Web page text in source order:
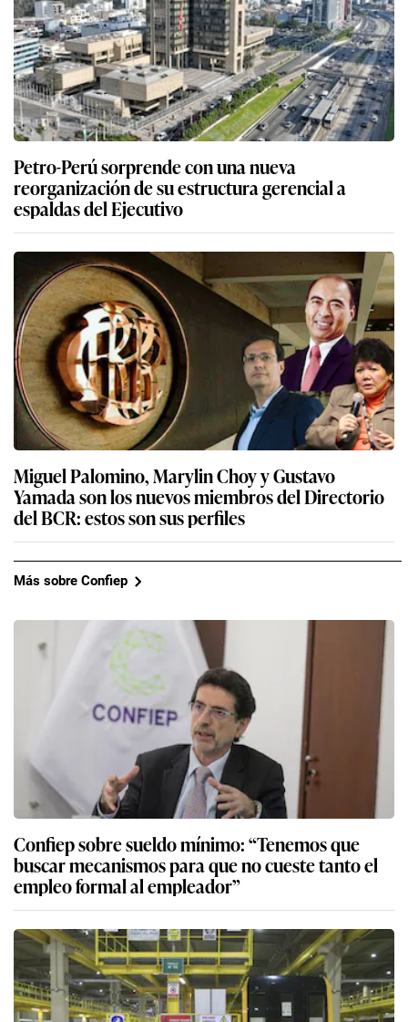
Petro-Perú sorprende con una nueva
reorganización de su estructura gerencial a
espaldas del Ejecutivo
Miguel Palomino, Marylin Choy y Gustavo
Yamada son los nuevos miembros del Directorio
del BCR: estos son sus perfiles
Más sobre Confiep
Confiep sobre sueldo mínimo: “Tenemos que
buscar mecanismos para que no cueste tanto el
empleo formal al empleador”